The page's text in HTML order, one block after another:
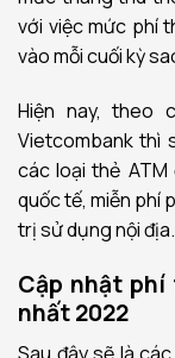
với việc mức phí
vào mỗi cuối kỳ
Hiện nay, theo
Vietcombank thì
các loại thẻ
quốc tế, miễn phí
trị sử dụng nội địa.
Cập nhật phí
nhất 2022
Sau đây sẽ là